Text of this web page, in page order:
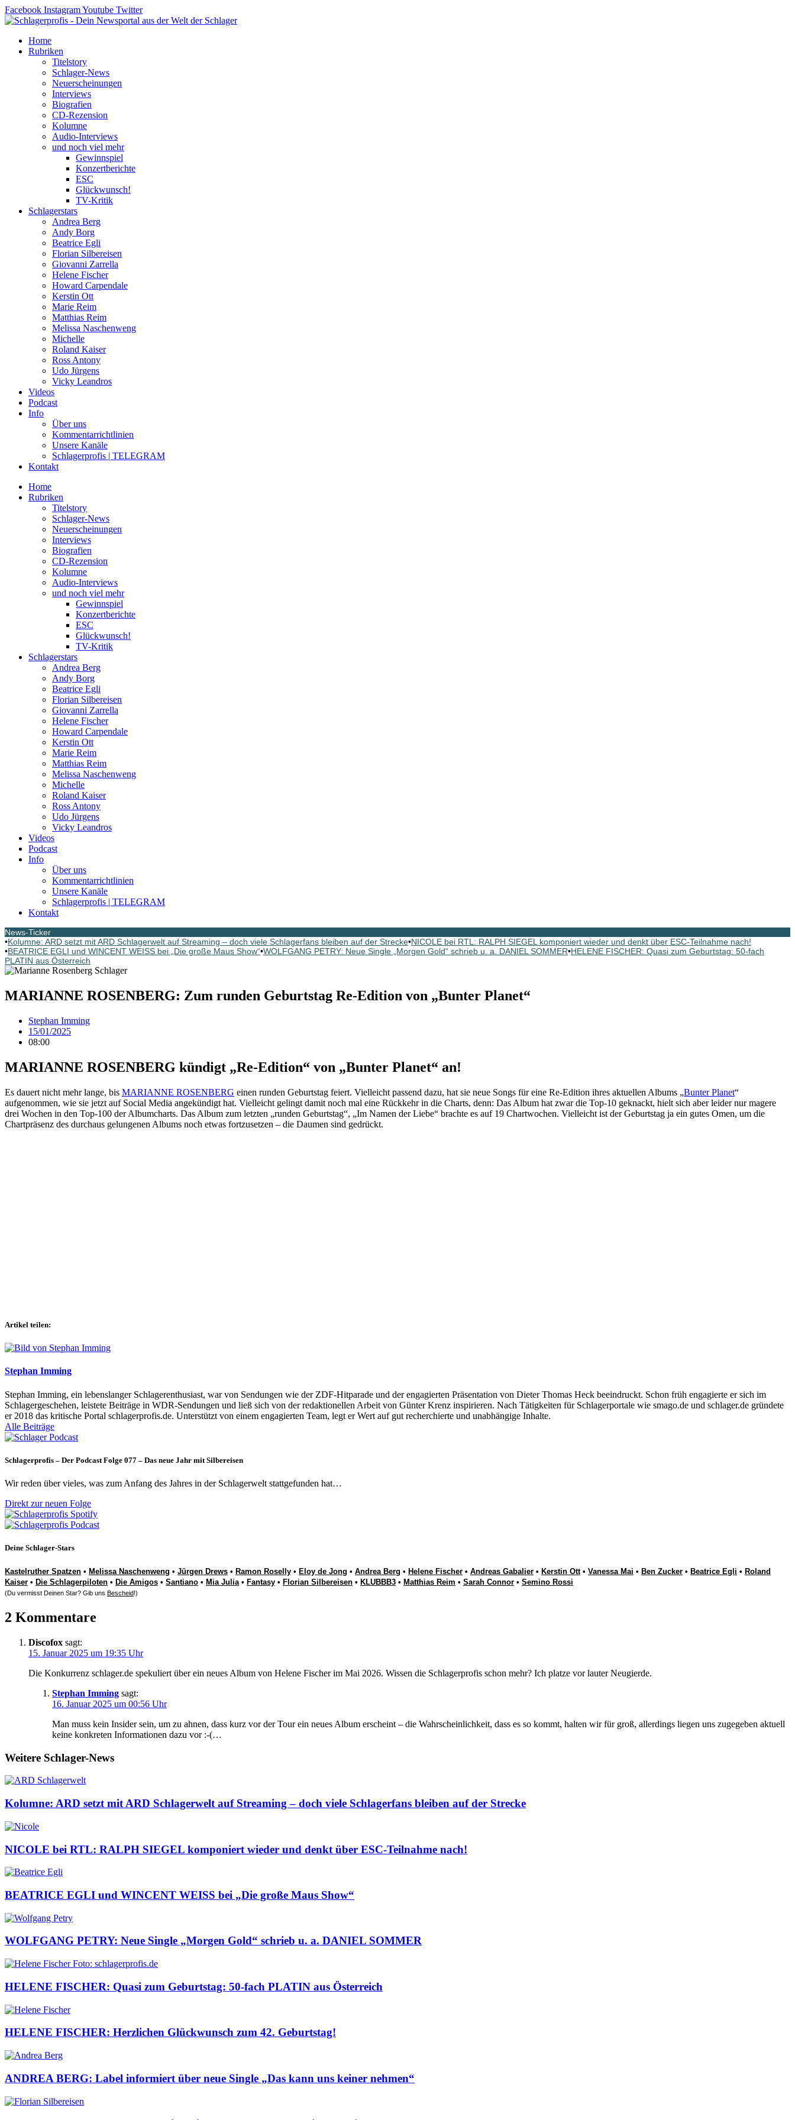
Zum
Inhalt
Facebook InstagramYoutube Twitter
Home
Rubriken
Titelstory
Schlager-News
Neuerscheinungen
Interviews
Biografien
CD-Rezension
Kolumne
Audio-Interviews
und noch viel mehr
Gewinnspiel
Konzertberichte
ESC
Glückwunsch!
TV-Kritik
Schlagerstars
Andrea Berg
Andy Borg
Beatrice Egli
Florian Silbereisen
Giovanni Zarrella
Helene Fischer
Howard Carpendale
Kerstin Ott
Marie Reim
Matthias Reim
Melissa Naschenweng
Michelle
Roland Kaiser
Ross Antony
Udo Jürgens
Vicky Leandros
Videos
Podcast
Info
Über uns
Kommentarrichtlinien
Unsere Kanäle
Schlagerprofis | TELEGRAM
Kontakt
Home
Rubriken
Titelstory
Schlager-News
Neuerscheinungen
Interviews
Biografien
CD-Rezension
Kolumne
Audio-Interviews
und noch viel mehr
Gewinnspiel
Konzertberichte
ESC
Glückwunsch!
TV-Kritik
Schlagerstars
Andrea Berg
Andy Borg
Beatrice Egli
Florian Silbereisen
Giovanni Zarrella
Helene Fischer
Howard Carpendale
Kerstin Ott
Marie Reim
Matthias Reim
Melissa Naschenweng
Michelle
Roland Kaiser
Ross Antony
Udo Jürgens
Vicky Leandros
Videos
Podcast
Info
Über uns
Kommentarrichtlinien
Unsere Kanäle
Schlagerprofis | TELEGRAM
Kontakt
News-Ticker
•Kolumne: ARD setzt mit ARD Schlagerwelt auf Streaming – doch viele Schlagerfans bleiben auf der Strecke•NICOLE bei RTL: RALPH SIEGEL komponiert wieder und denkt über ESC-Teilnahme nach!
•BEATRICE EGLI und WINCENT WEISS bei „Die große Maus Show“•WOLFGANG PETRY: Neue Single „Morgen Gold“ schrieb u. a. DANIEL SOMMER•HELENE FISCHER: Quasi zum Geburtstag: 50-fach
PLATIN aus Österreich
MARIANNE ROSENBERG: Zum runden Geburtstag Re-Edition von „Bunter Planet“
Stephan Imming
15/01/2025
08:00
MARIANNE ROSENBERG kündigt „Re-Edition“ von „Bunter Planet“ an!
Es dauert nicht mehr lange, bis MARIANNE ROSENBERG einen runden Geburtstag feiert. Vielleicht passend dazu, hat sie neue Songs für eine Re-Edition ihres aktuellen Albums „Bunter Planet“
aufgenommen, wie sie jetzt auf Social Media angekündigt hat. Vielleicht gelingt damit noch mal eine Rückkehr in die Charts, denn: Das Album hat zwar die Top-10 geknackt, hielt sich aber leider nur magere
drei Wochen in den Top-100 der Albumcharts. Das Album zum letzten „runden Geburtstag“, „Im Namen der Liebe“ brachte es auf 19 Chartwochen. Vielleicht ist der Geburtstag ja ein gutes Omen, um die
Chartpräsenz des durchaus gelungenen Albums noch etwas fortzusetzen – die Daumen sind gedrückt.
Artikel teilen:
Stephan Imming
Stephan Imming, ein lebenslanger Schlagerenthusiast, war von Sendungen wie der ZDF-Hitparade und der engagierten Präsentation von Dieter Thomas Heck beeindruckt. Schon früh engagierte er sich im
Schlagergeschehen, leistete Beiträge in WDR-Sendungen und ließ sich von der redaktionellen Arbeit von Günter Krenz inspirieren. Nach Tätigkeiten für Schlagerportale wie smago.de und schlager.de gründete
er 2018 das kritische Portal schlagerprofis.de. Unterstützt von einem engagierten Team, legt er Wert auf gut recherchierte und unabhängige Inhalte.
Alle Beiträge
Schlagerprofis – Der Podcast Folge 077 – Das neue Jahr mit Silbereisen
Wir reden über vieles, was zum Anfang des Jahres in der Schlagerwelt stattgefunden hat…
Direkt zur neuen Folge
Deine Schlager-Stars
Kastelruther Spatzen • Melissa Naschenweng • Jürgen Drews • Ramon Roselly • Eloy de Jong • Andrea Berg • Helene Fischer • Andreas Gabalier • Kerstin Ott• Vanessa Mai • Ben Zucker • Beatrice Egli • Roland
Kaiser • Die Schlagerpiloten • Die Amigos • Santiano • Mia Julia• Fantasy • Florian Silbereisen • KLUBBB3 • Matthias Reim • Sarah Connor • Semino Rossi
(Du vermisst Deinen Star? Gib uns Bescheid!)
2 Kommentare
Discofox sagt:
15. Januar 2025 um 19:35 Uhr
Die Konkurrenz schlager.de spekuliert über ein neues Album von Helene Fischer im Mai 2026. Wissen die Schlagerprofis schon mehr? Ich platze vor lauter Neugierde.
Stephan Imming sagt:
16. Januar 2025 um 00:56 Uhr
Man muss kein Insider sein, um zu ahnen, dass kurz vor der Tour ein neues Album erscheint – die Wahrscheinlichkeit, dass es so kommt, halten wir für groß, allerdings liegen uns zugegeben aktuell
keine konkreten Informationen dazu vor :-(…
Weitere Schlager-News
Kolumne: ARD setzt mit ARD Schlagerwelt auf Streaming – doch viele Schlagerfans bleiben auf der Strecke
NICOLE bei RTL: RALPH SIEGEL komponiert wieder und denkt über ESC-Teilnahme nach!
BEATRICE EGLI und WINCENT WEISS bei „Die große Maus Show“
WOLFGANG PETRY: Neue Single „Morgen Gold“ schrieb u. a. DANIEL SOMMER
HELENE FISCHER: Quasi zum Geburtstag: 50-fach PLATIN aus Österreich
HELENE FISCHER: Herzlichen Glückwunsch zum 42. Geburtstag!
ANDREA BERG: Label informiert über neue Single „Das kann uns keiner nehmen“